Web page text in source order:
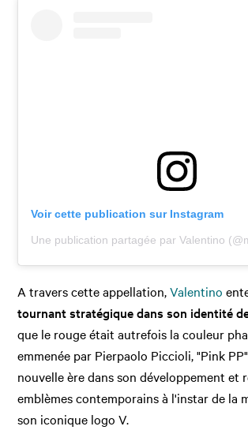
Voir cette publication sur Instagram
A travers cette appellation,Valentino
tournant stratégique dans son identité
que le rouge était autrefois la couleur
emmenée par Pierpaolo Piccioli, "Pink
nouvelle ère dans son développement et
emblèmes contemporains à l'instar de la
son iconique logo V.